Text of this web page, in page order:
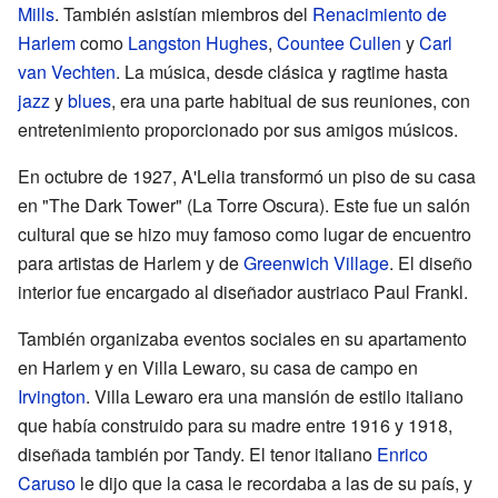
Mills. También asistían miembros del Renacimiento de
Harlemcomo Langston Hughes, Countee Cullen yCarl
van Vechten. La música, desde clásica y ragtime hasta
jazzyblues, era una parte habitual de sus reuniones, con
entretenimiento proporcionado por sus amigos músicos.
En octubre de 1927, A'Lelia transformó un piso de su casa
en "The Dark Tower" (La Torre Oscura). Este fue un salón
cultural que se hizo muy famoso como lugar de encuentro
para artistas de Harlem y deGreenwich Village. El diseño
interior fue encargado al diseñador austriaco Paul Frankl.
También organizaba eventos sociales en su apartamento
en Harlem y en Villa Lewaro, su casa de campo en
Irvington. Villa Lewaro era una mansión de estilo italiano
que había construido para su madre entre 1916 y 1918,
diseñada también por Tandy. El tenor italiano Enrico
Caruso le dijo que la casa le recordaba a las de su país, y